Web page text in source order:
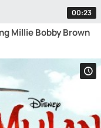
00:23
Millie Bobby Brown